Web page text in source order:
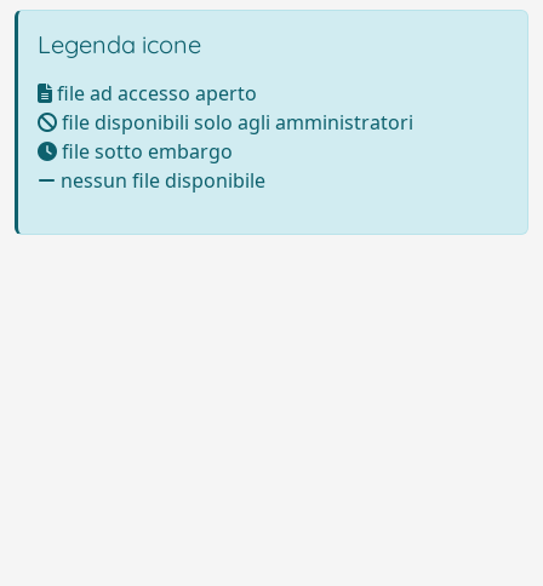
Legenda icone
file ad accesso aperto
file disponibili solo agli amministratori
file sotto embargo
nessun file disponibile